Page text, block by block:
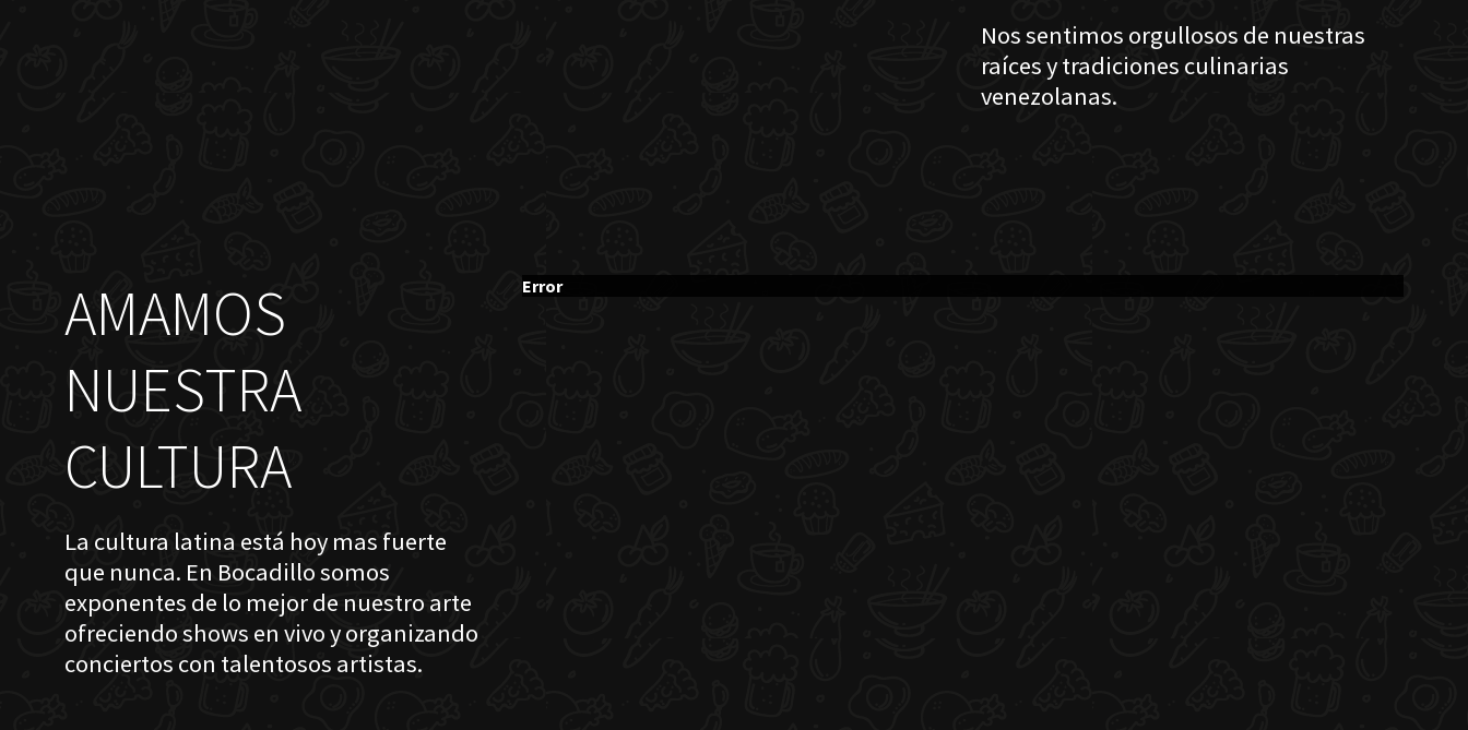
Nos sentimos orgullosos de nuestras
raíces y tradiciones culinarias
venezolanas.
AMAMOS
NUESTRA
CULTURA
La cultura latina está hoy mas fuerte
que nunca. En Bocadillo somos
exponentes de lo mejor de nuestro arte
ofreciendo shows en vivo y organizando
conciertos con talentosos artistas.
Error